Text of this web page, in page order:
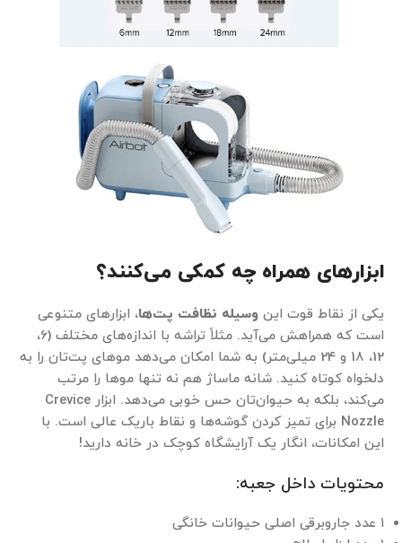
ابزارهای همراه چه کمکی می‌کنند؟
یکی از نقاط قوت این وسیله نظافت پت‌ها، ابزارهای متنوعی
است که همراهش می‌آید. مثلاً تراشه با اندازه‌های مختلف (6،
12، 18 و 24 میلی‌متر) به شما امکان می‌دهد موهای پت‌تان را به
دلخواه کوتاه کنید. شانه ماساژ هم نه تنها موها را مرتب
می‌کند، بلکه به حیوان‌تان حس خوبی می‌دهد. ابزار Crevice
Nozzle برای تمیز کردن گوشه‌ها و نقاط باریک عالی است. با
این امکانات، انگار یک آرایشگاه کوچک در خانه دارید!
محتویات داخل جعبه:
۱ عدد جاروبرقی اصلی حیوانات خانگی